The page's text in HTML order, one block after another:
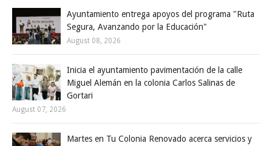
Ayuntamiento entrega apoyos del programa "Ruta
Segura, Avanzando por la Educación"
August 08, 2026
Inicia el ayuntamiento pavimentación de la calle
Miguel Alemán en la colonia Carlos Salinas de
Gortari
August 07, 2026
Martes en Tu Colonia Renovado acerca servicios y